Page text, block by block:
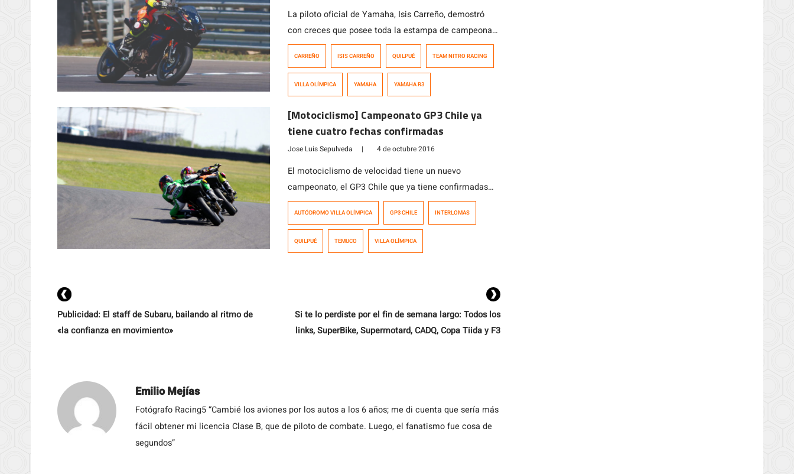
La piloto oficial de Yamaha, Isis Carreño, demostró
con creces que posee toda la estampa de campeona
al adjudicarse categóricamente la primera fecha del
Campeonato Chileno GP3, que se desarrolló en el
Circuito de la Villa Olímpica de Quilpué. Isis, que
debutaba sobre su Yamaha R3, logró quedarse en el
inicio de la jornada con la […]
CARREÑO ISIS CARREÑO QUILPUÉ TEAM NITRO RACING
VILLA OLÍMPICA YAMAHA YAMAHA R3
[Motociclismo] Campeonato GP3 Chile ya
tiene cuatro fechas confirmadas
Jose Luis Sepulveda | 4 de octubre 2016
El motociclismo de velocidad tiene un nuevo
campeonato, el GP3 Chile que ya tiene confirmadas
sus cuatro primeras fechas. El nuevo certamen, está
300cc, con el objetivo de dar cabida a aquellos pilotos
que recién comienzan a desarrollarse en esta
AUTÓDROMO VILLA OLÍMPICA GP3 CHILE INTERLOMAS
QUILPUÉ TEMUCO VILLA OLÍMPICA
Publicidad: El staff de Subaru, bailando al ritmo de
«la confianza en movimiento»
Si te lo perdiste por el fin de semana largo: Todos los
links, SuperBike, Supermotard, CADQ, Copa Tiida y F3
Emilio Mejías
Fotógrafo Racing5 “Cambié los aviones por los autos a los 6 años; me di cuenta que sería más
fácil obtener mi licencia Clase B, que de piloto de combate. Luego, el fanatismo fue cosa de
segundos”